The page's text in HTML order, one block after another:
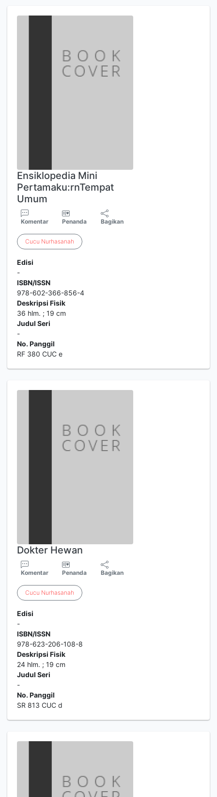
Ensiklopedia Mini
Pertamaku:rnTempat
Umum
Komentar Penanda Bagikan
Cucu Nurhasanah
Edisi
-
ISBN/ISSN
978-602-366-856-4
Deskripsi Fisik
36 hlm. ; 19 cm
Judul Seri
-
No. Panggil
RF 380 CUC e
Dokter Hewan
Komentar Penanda Bagikan
Cucu Nurhasanah
Edisi
-
ISBN/ISSN
978-623-206-108-8
Deskripsi Fisik
24 hlm. ; 19 cm
Judul Seri
-
No. Panggil
SR 813 CUC d